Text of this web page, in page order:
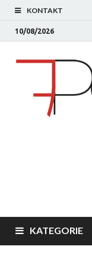
KONTAKT
10/08/2026
KATEGORIE